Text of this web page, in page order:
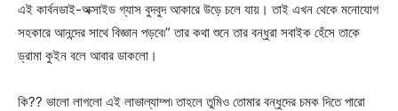
এই কার্বনডাই-অক্সাইড গ্যাস বুদবুদ আকারে উড়ে চলে যায়। তাই এখন থেকে মনোযোগ
সহকারে আনন্দের সাথে বিজ্ঞান পড়বে৷” তার কথা শুনে তার বন্ধুরা সবাইক হেঁসে তাকে
ড্রামা কুইন বলে আবার ডাকলো।
কি?? ভালো লাগলো এই লাভাল্যাম্প৷ তাহলে তুমিও তোমার বন্ধুদের চমক দিতে পারো